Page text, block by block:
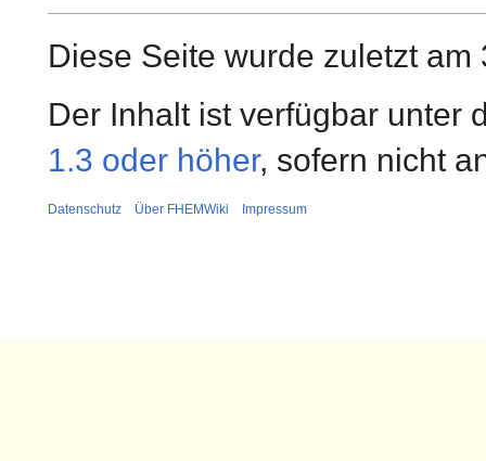
Diese Seite wurde zuletzt
Der Inhalt ist verfügbar unter
1.3 oder höher, sofern nicht
Datenschutz Über FHEMWiki Impressum